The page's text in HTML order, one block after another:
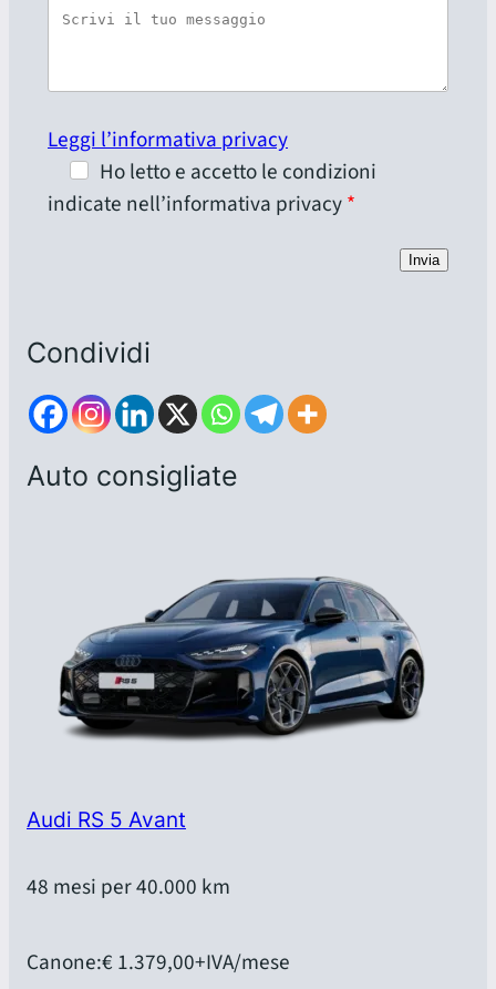
Leggi l’informativa privacy
Ho letto e accetto le condizioni
indicate nell’informativa privacy
Invia
Condividi
Auto consigliate
Audi RS 5 Avant
48 mesi per 40.000 km
Canone:€ 1.379,00+IVA/mese